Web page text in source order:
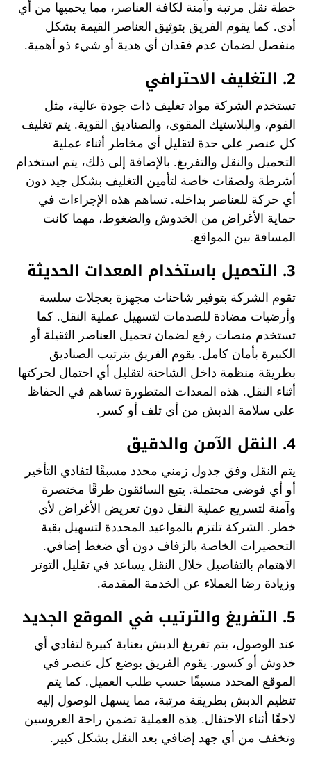
خطة نقل مرتبة وآمنة لكافة العناصر، مما يحميها من أي
أذى. كما يقوم الفريق بتوثيق العناصر القيمة بشكل
منفصل لضمان عدم فقدان أي هدية أو شيء ذو أهمية.
2. التغليف الاحترافي
تستخدم الشركة مواد تغليف ذات جودة عالية، مثل
الفوم، والبلاستيك المقوى، والصناديق القوية. يتم تغليف
كل عنصر على حدة لتقليل أي مخاطر أثناء عملية
التحميل والنقل والتفريغ. بالإضافة إلى ذلك، يتم استخدام
أشرطة ولصقات خاصة لتأمين التغليف بشكل جيد دون
أي حركة للعناصر بداخله. تساهم هذه الإجراءات في
حماية الأغراض من الخدوش والضغوط، مهما كانت
المسافة بين المواقع.
3. التحميل باستخدام المعدات الحديثة
تقوم الشركة بتوفير شاحنات مجهزة بعجلات سلسة
وأرضيات مضادة للصدمات لتسهيل عملية النقل. كما
تستخدم منصات رفع لضمان تحميل العناصر الثقيلة أو
الكبيرة بأمان كامل. يقوم الفريق بترتيب الصناديق
بطريقة منظمة داخل الشاحنة لتقليل أي احتمال لحركتها
أثناء النقل. هذه المعدات المتطورة تساهم في الحفاظ
على سلامة الدبش من أي تلف أو كسر.
4. النقل الآمن والدقيق
يتم النقل وفق جدول زمني محدد مسبقًا لتفادي التأخير
أو أي فوضى محتملة. يتبع السائقون طرقًا مختصرة
وآمنة لتسريع عملية النقل دون تعريض الأغراض لأي
خطر. الشركة تلتزم بالمواعيد المحددة لتسهيل بقية
التحضيرات الخاصة بالزفاف دون أي ضغط إضافي.
الاهتمام بالتفاصيل خلال النقل يساعد في تقليل التوتر
وزيادة رضا العملاء عن الخدمة المقدمة.
5. التفريغ والترتيب في الموقع الجديد
عند الوصول، يتم تفريغ الدبش بعناية كبيرة لتفادي أي
خدوش أو كسور. يقوم الفريق بوضع كل عنصر في
الموقع المحدد مسبقًا حسب طلب العميل. كما يتم
تنظيم الدبش بطريقة مرتبة، مما يسهل الوصول إليه
لاحقًا أثناء الاحتفال. هذه العملية تضمن راحة العروسين
وتخفف من أي جهد إضافي بعد النقل بشكل كبير.